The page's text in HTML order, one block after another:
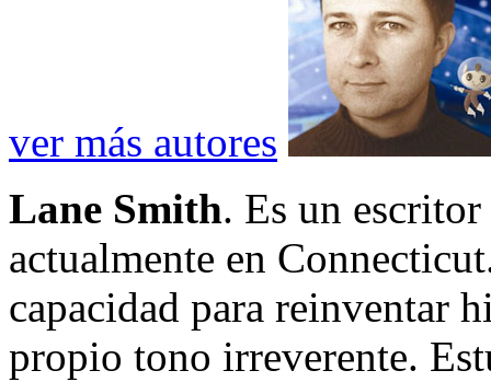
ver más autores
Lane Smith. Es un
actualmente en
capacidad para reinventar
propio tono irreverente.